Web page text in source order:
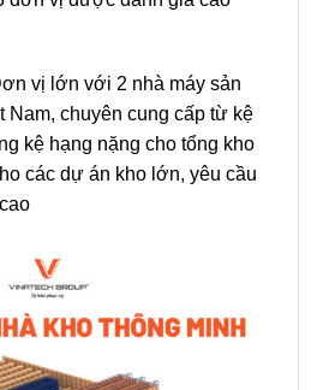
vị lớn với 2 nhà máy sản
Nam, chuyên cung cấp từ kệ
kệ hạng nặng cho tổng kho
các dự án kho lớn, yêu cầu